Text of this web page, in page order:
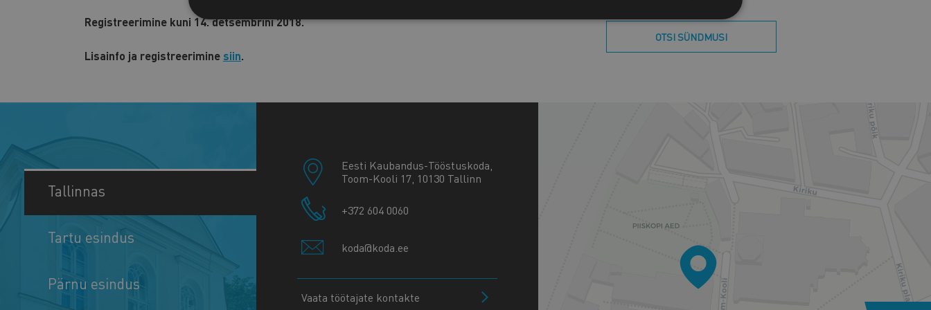
Registreerimine kuni 14. detsembrini 2018.
Lisainfo ja registreerimine siin.
OTSI SÜNDMUSI
Tallinnas
Tartu esindus
Pärnu esindus
Eesti Kaubandus-Tööstuskoda,
Toom-Kooli 17, 10130 Tallinn
+372 604 0060
koda@koda.ee
Vaata töötajate kontakte